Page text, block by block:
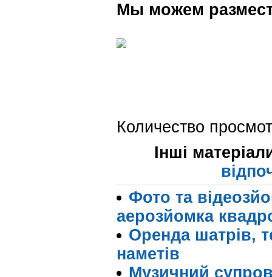
Мы можем
Количество
Інші
Фото та
аерозйомка
Оренда шатрів,
наметів
Музичний